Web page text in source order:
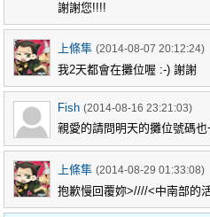
謝謝您!!!!
上條隼 (2014-08-07 20:12:24)
我2天都會在攤位喔 :-) 謝謝
Fish (2014-08-16 23:21:03)
親愛的請問明天的攤位號碼也
上條隼 (2014-08-29 01:33:08)
抱歉慢回覆妳>////<中南部的